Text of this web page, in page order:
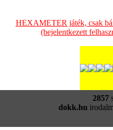
HEXAMETER játék, csak
(bejelentkezett
2857
dokk.hu